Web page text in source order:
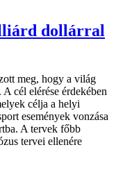
dollárral
meg, hogy a világ
cél elérése érdekében
célja a helyi
események vonzása
A tervek főbb
tervei ellenére